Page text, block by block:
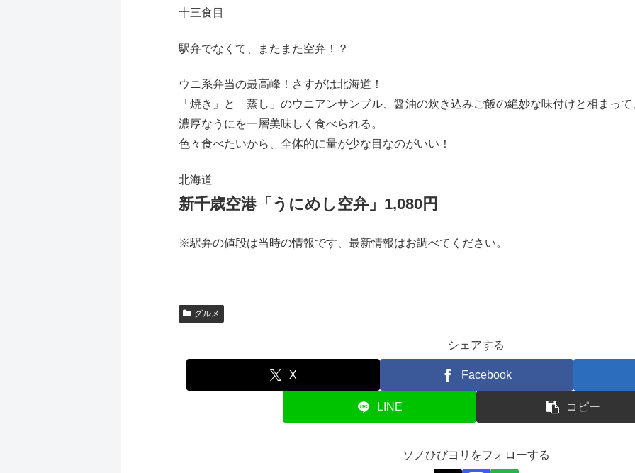
十三食目
駅弁でなくて、またまた空弁！？
ウニ系弁当の最高峰！さすがは北海道！
「焼き」と「蒸し」のウニアンサンブル、醤油の炊き込みご飯の絶妙な味付けと相まって
濃厚なうにを一層美味しく食べられる。
色々食べたいから、全体的に量が少な目なのがいい！
北海道
新千歳空港「うにめし空弁」1,080円
※駅弁の値段は当時の情報です、最新情報はお調べてください。
グルメ
シェアする
X Facebook
LINE コピー
ソノひびヨリをフォローする